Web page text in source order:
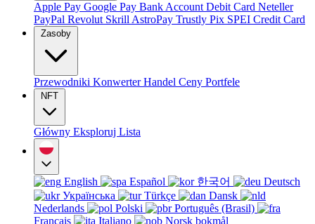
Apple Pay Google Pay Bank Account Debit Card Neteller
PayPal Revolut Skrill AstroPay Trustly Pix SPEI Credit Card
Zasoby
Przewodniki KonwerterHandel Ceny Portfele
NFT
Główny Eksploruj Lista
English Español 한국어
Deutsch
Українська
Türkçe
Dansk
Nederlands
Polski
Português (Brasil)
Français
Italiano
Norsk bokmål